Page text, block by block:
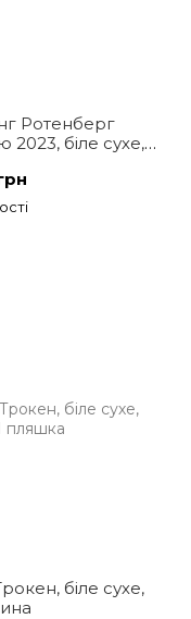
Ротенберг
біле сухе,
біле сухе,